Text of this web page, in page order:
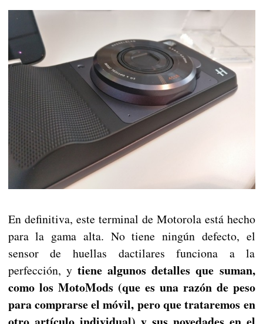
En definitiva, este terminal de Motorola está hecho
para la gama alta. No tiene ningún defecto, el
sensor de huellas dactilares funciona a la
perfección, ytiene algunos detalles que suman,
como los MotoMods (que es una razón de peso
para comprarse el móvil, pero que trataremos en